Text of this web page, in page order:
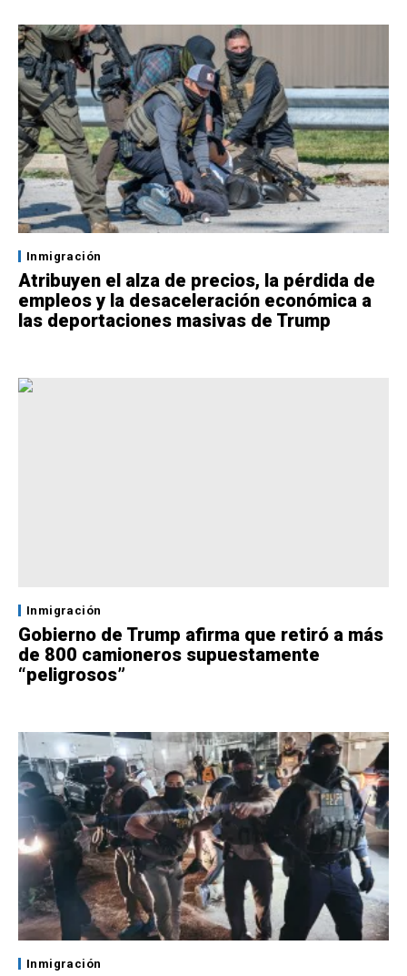
Inmigración
Atribuyen el alza de precios, la pérdida de
empleos y la desaceleración económica a
las deportaciones masivas de Trump
Inmigración
Gobierno de Trump afirma que retiró a más
de 800 camioneros supuestamente
“peligrosos”
Inmigración